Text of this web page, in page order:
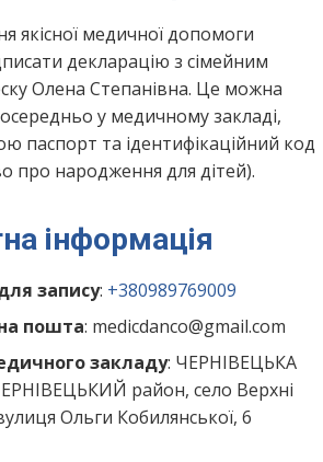
якісної медичної допомоги
декларацію з сімейним
Олена Степанівна. Це можна
у медичному закладі,
паспорт та ідентифікаційний код
про народження для дітей).
інформація
запису: +380989769009
пошта: medicdanco@gmail.com
закладу: ЧЕРНІВЕЦЬКА
район, село Верхні
Ольги Кобилянської, 6